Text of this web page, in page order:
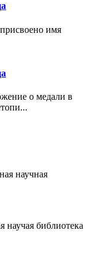
имя
о медали в
научная
научая библиотека